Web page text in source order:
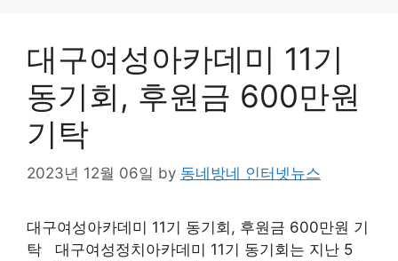
대구여성아카데미 11기
동기회, 후원금 600만원
기탁
2023년 12월 06일 by 동네방네 인터넷뉴스
대구여성아카데미 11기 동기회, 후원금 600만원 기
탁 대구여성정치아카데미 11기 동기회는 지난 5